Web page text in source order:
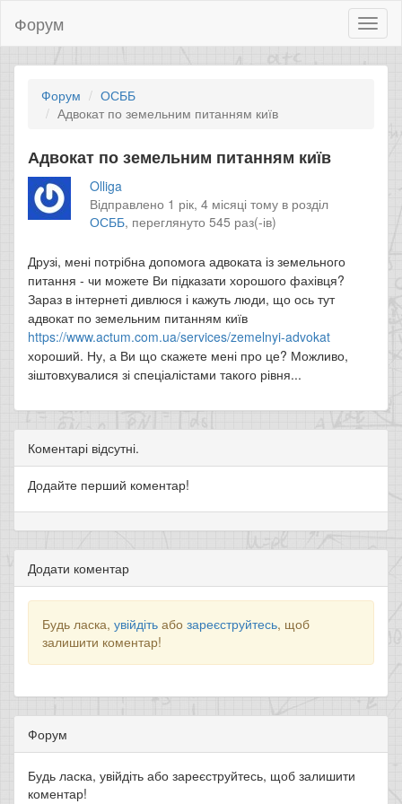
Форум
Форум
ОСББ
Адвокат по земельним питанням київ
Адвокат по земельним питанням київ
Olliga
Відправлено 1 рік, 4 місяці тому в розділ
ОСББ, переглянуто 545 раз(-ів)
Друзі, мені потрібна допомога адвоката із земельного
питання - чи можете Ви підказати хорошого фахівця?
Зараз в інтернеті дивлюся і кажуть люди, що ось тут
адвокат по земельним питанням київ
https://www.actum.com.ua/services/zemelnyi-advokat
хороший. Ну, а Ви що скажете мені про це? Можливо,
зіштовхувалися зі спеціалістами такого рівня...
Коментарі відсутні.
Додайте перший коментар!
Додати коментар
Будь ласка, увійдіть або зареєструйтесь, щоб
залишити коментар!
Форум
Будь ласка, увійдіть або зареєструйтесь, щоб залишити
коментар!